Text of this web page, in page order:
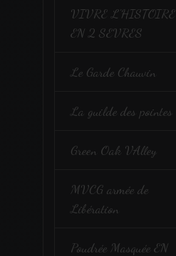
VIVRE L'HISTOIRE
EN 2 SEVRES
Le Garde Chauvin
La guilde des pointes
Green Oak VAlley
MVCG armée de
Libération
Poudrée Masquée EN